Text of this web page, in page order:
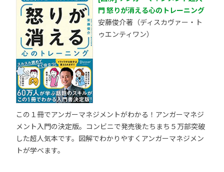
門 怒りが消える心のトレーニング
安藤俊介著（ディスカヴァー・ト
ゥエンティワン）
この１冊でアンガーマネジメントがわかる！アンガーマネジ
メント入門の決定版。コンビニで発売後たちまち５万部突破
した超人気本です。図解でわかりやすくアンガーマネジメン
トが学べます。